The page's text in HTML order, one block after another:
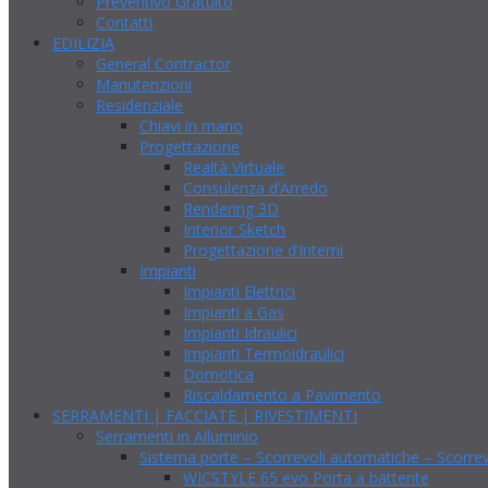
Contatti
EDILIZIA
General Contractor
Manutenzioni
Residenziale
Chiavi in mano
Progettazione
Realtà Virtuale
Consulenza d’Arredo
Rendering 3D
Interior Sketch
Progettazione d’Interni
Impianti
Impianti Elettrici
Impianti a Gas
Impianti Idraulici
Impianti Termoidraulici
Domotica
Riscaldamento a Pavimento
SERRAMENTI | FACCIATE | RIVESTIMENTI
Serramenti in Alluminio
Sistema porte – Scorrevoli automatiche –
WICSTYLE 65 evo Porta a battente